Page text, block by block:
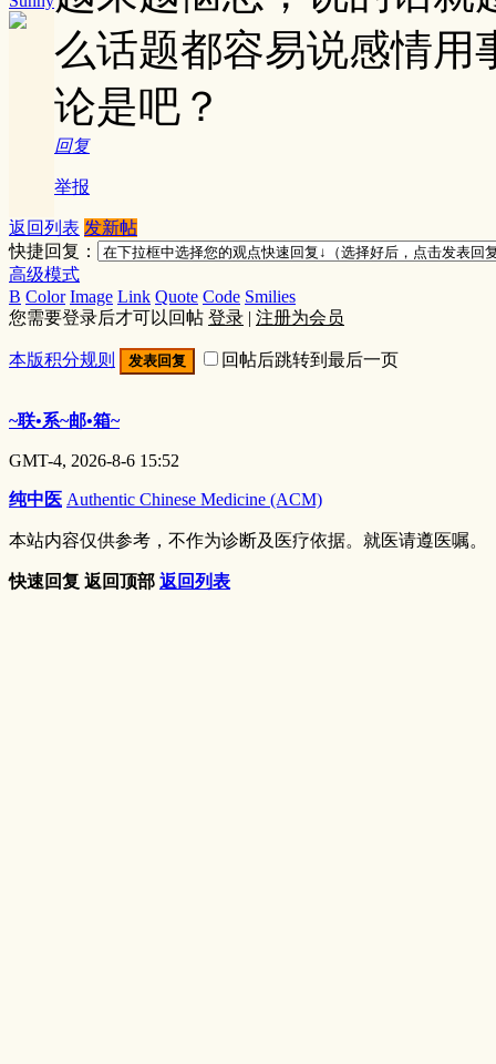
么话题都容易说感情用
论是吧？
回复
举报
返回列表 发新帖
快捷回复：
高级模式
B Color Image Link Quote Code Smilies
您需要登录后才可以回帖 登录 | 注册为会员
本版积分规则 发表回复 回帖后跳转到最后一页
~联•系~邮•箱~
GMT-4, 2026-8-6 15:52
纯中医 Authentic Chinese Medicine (ACM)
本站内容仅供参考，不作为诊断及医疗依据。就医请遵医嘱。
快速回复 返回顶部 返回列表